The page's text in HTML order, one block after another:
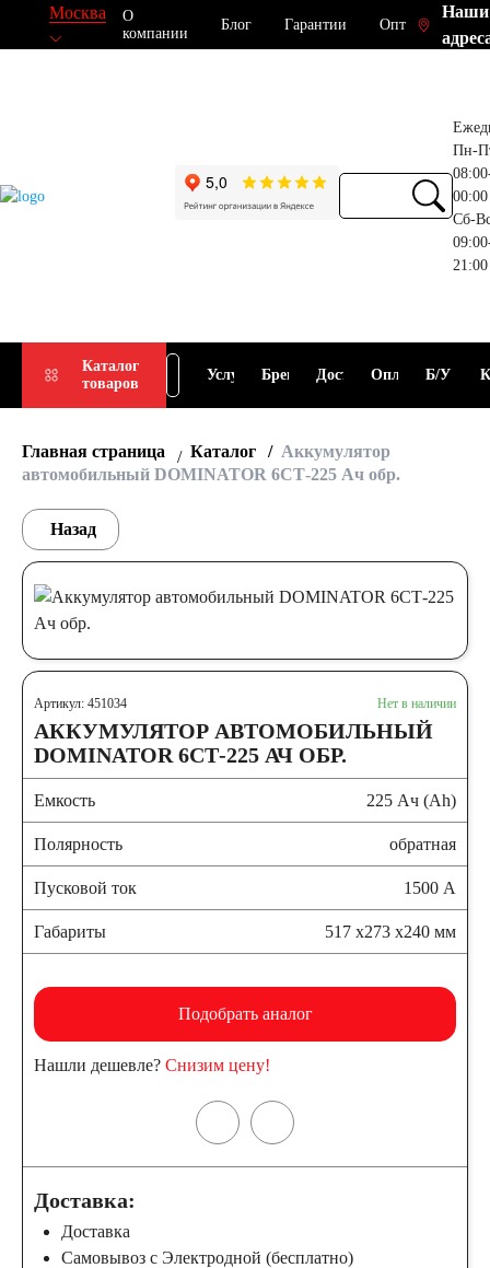
Москва
О
компании
Блог Гарантии Опт
Наши
Пн-
00:00
Сб-
21:00
Каталог
товаров
Подбор
АКБ
Услуги Бренды ДоставкаОплата Б/У
Главная страница Каталог
Аккумулятор
автомобильный DOMINATOR 6СТ-225 Ач обр.
Назад
Артикул: 451034 Нет в наличии
АККУМУЛЯТОР АВТОМОБИЛЬНЫЙ
DOMINATOR 6СТ-225 АЧ ОБР.
Емкость 225 Ач (Ah)
Полярность обратная
Пусковой ток 1500 А
Габариты 517 x273 x240 мм
Подобрать аналог
Нашли дешевле? Снизим цену!
Доставка:
Доставка
Самовывоз с Электродной (бесплатно)